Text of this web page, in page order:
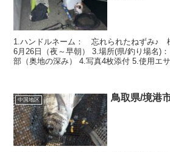
1.ハンドルネーム： 忘れられたねずみ♪
6月26日（夜～早朝） 3.場所(県/釣り場名)
部（奥地の深み） 4.写真4枚添付 5.使用エ
中国地区 鳥取県/境港